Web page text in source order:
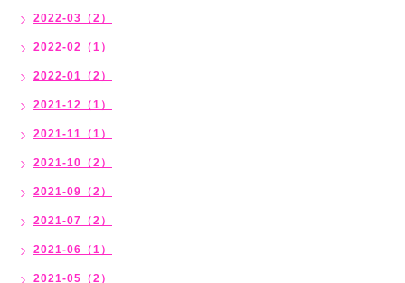
2022-03（2）
2022-02（1）
2022-01（2）
2021-12（1）
2021-11（1）
2021-10（2）
2021-09（2）
2021-07（2）
2021-06（1）
2021-05（2）